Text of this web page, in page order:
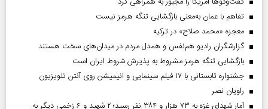
تفاهم با عمان به‌معنی بازگشایی تنگه هرمز نیست
معجزه «محمد صلاح» در ترکیه
گزارشگران رادیو هم‌نفس و همدل مردم در میدان‌های سخت هستند
بازگشایی تنگه هرمز مشروط به پذیرش شروط ایران است
جشنواره تابستانی با ۱۷ فیلم سینمایی و انیمیشن روی آنتن تلویزیون
راویان نصر
آمار شهدای غزه به ۷۳ هزار و ۳۸۴ نفر رسید؛ ۲ شهید و ۶ زخمی دیگر به